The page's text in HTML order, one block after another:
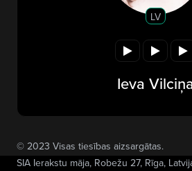
LV
Ieva
© 2023 Visas tiesības aizsargātas.
SIA Ierakstu māja, Robežu 27, Rīga,